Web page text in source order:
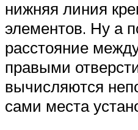
нижняя линия
элементов. Ну а
расстояние
правыми
вычисляются
сами места